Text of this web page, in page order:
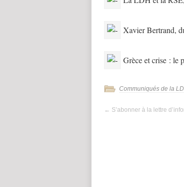
Xavier Bertrand,
Grèce et crise : le
Communiqués de la
← S’abonner à la lettre